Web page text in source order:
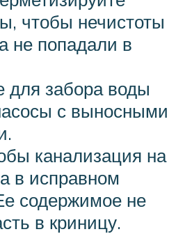
чтобы нечистоты
не попадали в
для забора воды
с выносными
канализация на
в исправном
содержимое не
в криницу.